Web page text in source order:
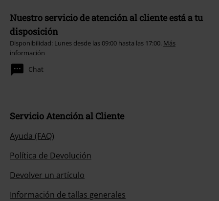
Nuestro servicio de atención al cliente está a tu
disposición
Disponibilidad: Lunes desde las 09:00 hasta las 17:00. Más
información
Chat
Servicio Atención al Cliente
Ayuda (FAQ)
Política de Devolución
Devolver un artículo
Información de tallas generales